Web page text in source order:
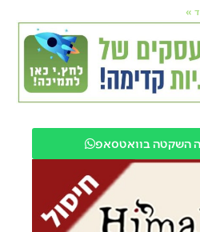
»
השקטה בוואטסאפ